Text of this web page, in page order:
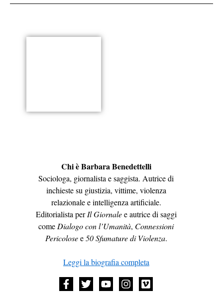
Chi è Barbara Benedettelli
Sociologa, giornalista e saggista. Autrice di
inchieste su giustizia, vittime, violenza
relazionale e intelligenza artificiale.
Editorialista perIl Giornalee autrice di saggi
comeDialogo con l’Umanità, Connessioni
Pericolosee50 Sfumature di Violenza.
Leggi la biografia completa